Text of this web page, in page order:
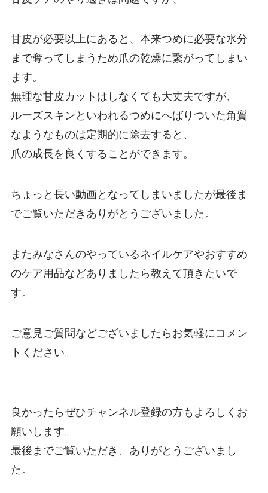
甘皮が必要以上にあると、 本来つめに必要な水分
まで奪ってしまうため爪の乾燥に繋がってしまい
ます。
無理な甘皮カットはしなくても大丈夫ですが、
ルーズスキンといわれるつめにへばりついた角質
なようなものは定期的に除去すると、
爪の成長を良くすることができます。
ちょっと長い動画となってしまいましたが最後ま
でご覧いただきありがとうございました。
またみなさんのやっているネイルケアやおすすめ
のケア用品などありましたら教えて頂きたいで
す。
ご意見ご質問などございましたらお気軽にコメン
トください。
良かったらぜひチャンネル登録の方もよろしくお
願いします。
最後までご覧いただき、ありがとうございまし
た。